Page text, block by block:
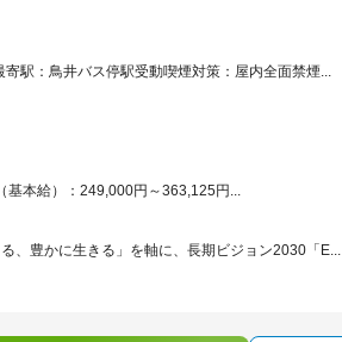
駅：鳥井バス停駅受動喫煙対策：屋内全面禁煙...
基本給）：249,000円～363,125円...
、豊かに生きる」を軸に、長期ビジョン2030「E...